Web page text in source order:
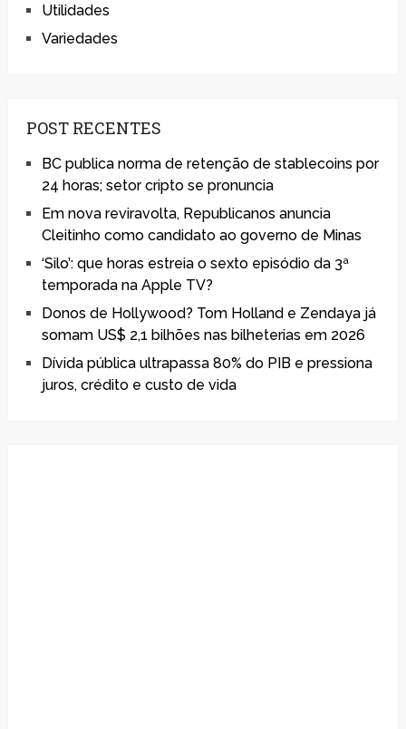
Utilidades
Variedades
POST RECENTES
BC publica norma de retenção de stablecoins por
24 horas; setor cripto se pronuncia
Em nova reviravolta, Republicanos anuncia
Cleitinho como candidato ao governo de Minas
‘Silo’: que horas estreia o sexto episódio da 3ª
temporada na Apple TV?
Donos de Hollywood? Tom Holland e Zendaya já
somam US$ 2,1 bilhões nas bilheterias em 2026
Dívida pública ultrapassa 80% do PIB e pressiona
juros, crédito e custo de vida